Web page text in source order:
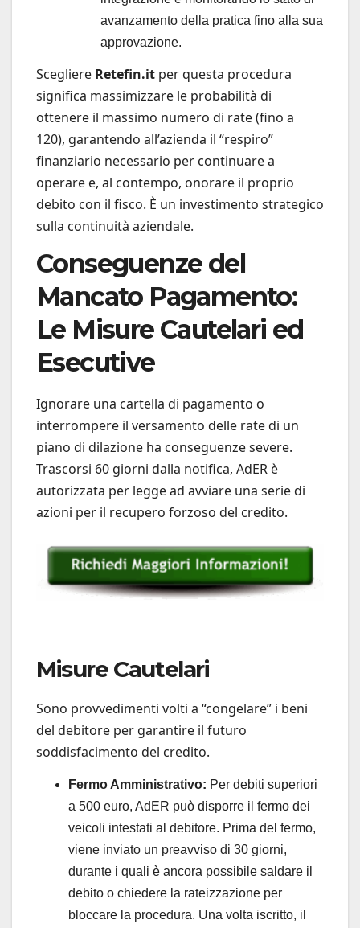
avanzamento della pratica fino alla sua
approvazione.
Scegliere Retefin.it per questa procedura
significa massimizzare le probabilità di
ottenere il massimo numero di rate (fino a
120), garantendo all’azienda il “respiro”
finanziario necessario per continuare a
operare e, al contempo, onorare il proprio
debito con il fisco. È un investimento strategico
sulla continuità aziendale.
Conseguenze del
Mancato Pagamento:
Le Misure Cautelari ed
Esecutive
Ignorare una cartella di pagamento o
interrompere il versamento delle rate di un
piano di dilazione ha conseguenze severe.
Trascorsi 60 giorni dalla notifica, AdER è
autorizzata per legge ad avviare una serie di
azioni per il recupero forzoso del credito.
Misure Cautelari
Sono provvedimenti volti a “congelare” i beni
del debitore per garantire il futuro
soddisfacimento del credito.
Fermo Amministrativo: Per debiti superiori
a 500 euro, AdER può disporre il fermo dei
veicoli intestati al debitore. Prima del fermo,
viene inviato un preavviso di 30 giorni,
durante i quali è ancora possibile saldare il
debito o chiedere la rateizzazione per
bloccare la procedura. Una volta iscritto, il